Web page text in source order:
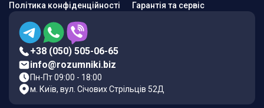
Політика конфіденційності
Гарантія та сервіс
+38 (050) 505-06-65
info@rozumniki.biz
Пн-Пт 09:00 - 18:00
м. Київ, вул. Січових Стрільців 52Д